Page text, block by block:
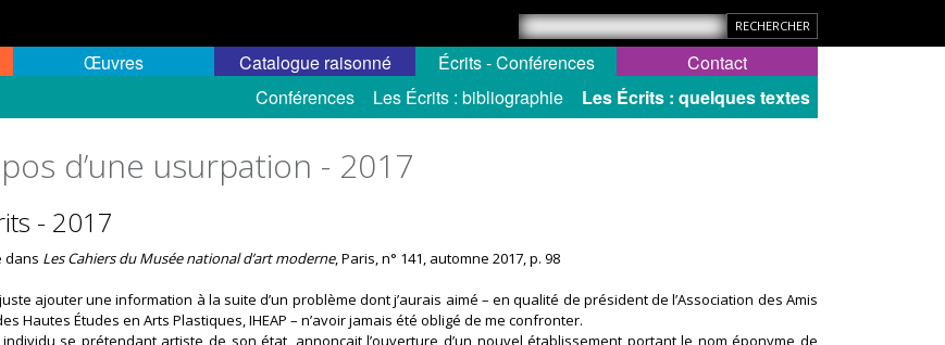
Œuvres Catalogue raisonné
Écrits - Conférences
Conférences
Les Écrits : bibliographie Les Écrits : quelques textes
Contact
d’une usurpation - 2017
- 2017
dans Les Cahiers du Musée national d’art moderne, Paris, n° 141, automne 2017, p. 98
ajouter une information à la suite d’un problème dont j’aurais aimé – en qualité de président de l’Association des Amis
Hautes Études en Arts Plastiques, IHEAP – n’avoir jamais été obligé de me confronter.
individu se prétendant artiste de son état, annonçaitl’ouverture d’un nouvel établissement portant le nom éponyme de